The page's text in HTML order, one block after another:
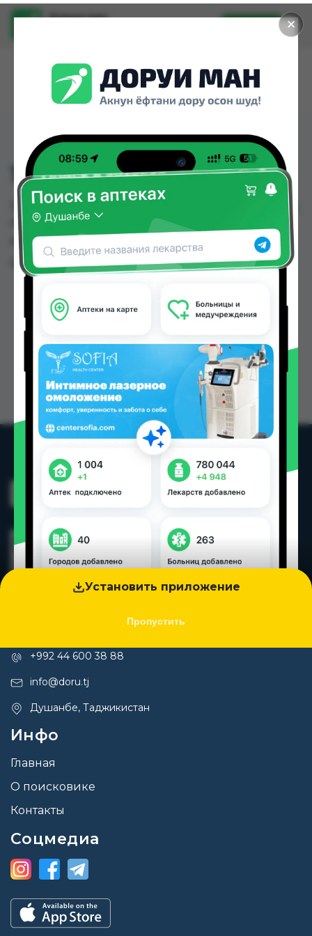
✕
Установить приложение
Пропустить
Доруи ман
Установить
125, 126, 127
125, 126, 127 можно купить или заказать в аптеках,
Нишон №1 по цене от 15.00 TJS в Душанбе и
других городах Таджикистана
Цена: от
15.00 TJS
+992 44 600 38 88
info@doru.tj
Душанбе, Таджикистан
Инфо
Главная
О поисковике
Контакты
Соцмедиа